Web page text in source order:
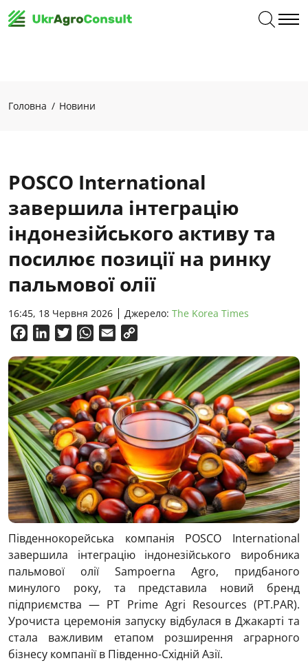
Головна Новини
POSCO International
завершила інтеграцію
індонезійського активу та
посилює позиції на ринку
пальмової олії
16:45, 18 Червня 2026 Джерело: The Korea Times
FacebookLinkedInTwitterWhatsApp
Email
Південнокорейська компанія POSCO International
завершила інтеграцію індонезійського виробника
пальмової олії Sampoerna Agro, придбаного
минулого року, та представила новий бренд
підприємства — PT Prime Agri Resources (PT.PAR).
Урочиста церемонія запуску відбулася в Джакарті та
стала важливим етапом розширення аграрного
бізнесу компанії в Південно-Східній Азії.